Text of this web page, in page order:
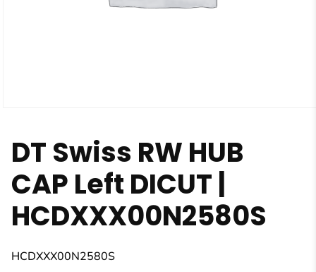
DT Swiss RW HUB
CAP Left DICUT |
HCDXXX00N2580S
HCDXXX00N2580S